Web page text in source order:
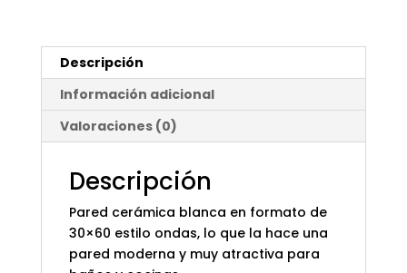
Descripción
Información adicional
Valoraciones (0)
Descripción
Pared cerámica blanca en formato de
30×60 estilo ondas, lo que la hace una
pared moderna y muy atractiva para